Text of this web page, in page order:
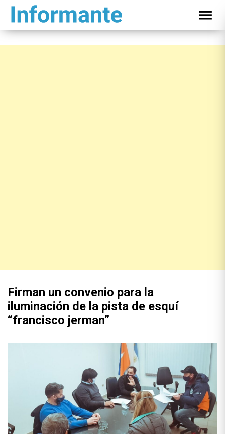
Firman un convenio para la
iluminación de la pista de esquí
“francisco jerman”